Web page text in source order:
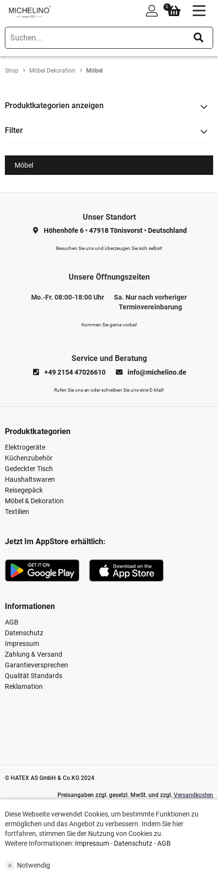
0
0
Shop Möbel Dekoration Möbel
Produktkategorien anzeigen
Filter
Möbel
Unser Standort
Höhenhöfe 6 •47918 Tönisvorst •Deutschland
Besuchen Sie uns und überzeugen Sie sich selbst!
Unsere Öffnungszeiten
Mo.-Fr. 08:00-18:00 Uhr
Sa. Nur nach vorheriger
Terminvereinbarung
Kommen Sie gerne vorbei!
Service und Beratung
+49 2154 47026610 info@michelino.de
Rufen Sie uns an oder schreiben Sie uns eine E-Mail!
Produktkategorien
Elektrogeräte
Küchenzubehör
Gedeckter Tisch
Haushaltswaren
Reisegepäck
Möbel & Dekoration
Textilien
Jetzt Im AppStore erhältlich:
Informationen
AGB
Datenschutz
Impressum
Zahlung & Versand
Garantieversprechen
Qualität Standards
Reklamation
© HATEX AS GmbH & Co.KG 2024
Preisangaben zzgl. gesetzl. MwSt. und zzgl. Versandkosten
Diese Webseite verwendet Cookies, um bestimmte Funktionen zu
ermöglichen und das Angebot zu verbessern. Indem Sie hier
fortfahren, stimmen Sie der Nutzung von Cookies zu.
Weitere Informationen: Impressum- Datenschutz-AGB
Notwendig
Diese Webseite verwendet Cookies, um bestimmte Funktionen zu
ermöglichen und das Angebot zu verbessern. Indem Sie hier
fortfahren, stimmen Sie der Nutzung von Cookies zu.
Weitere Informationen: Impressum- Datenschutz-AGB
Notwendig